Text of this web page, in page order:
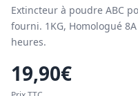
Extincteur à poudre ABC
fourni. 1KG, Homologué
heures.
19,90€